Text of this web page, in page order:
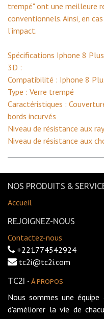
trempé" ont une meilleure
conventionnels. Ainsi, en
l'impact.
Spécifications Iphone 8
3D :
Compatibilité : Iphone 8
Type : Verre trempé
Caractéristiques :
bords incurvés
Niveau de résistance aux
Niveau de résistance aux
NOS PRODUITS &
Accueil
REJOIGNEZ-NOUS
Contactez-nous
+221774542924
tc2i@tc2i.com
TC2I - À PROPOS
Nous sommes une
d'améliorer la vie de